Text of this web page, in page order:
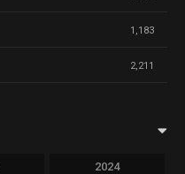
1,183
2,211
2024